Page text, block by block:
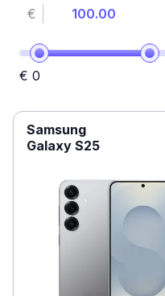
€
€ 0
Samsung
Galaxy S25